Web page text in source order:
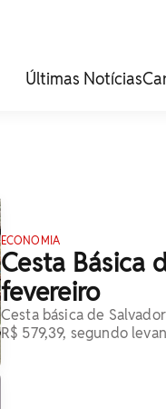
Últimas Notícias
ECONOMIA
Cesta Básica
fevereiro
Cesta básica de
R$ 579,39, segundo